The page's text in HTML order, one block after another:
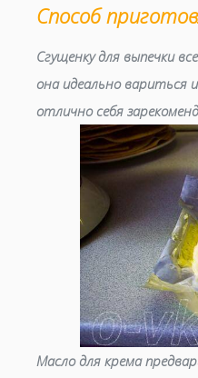
Способ
Сгущенку для выпечки
она идеально вариться
отлично себя
Масло для крема